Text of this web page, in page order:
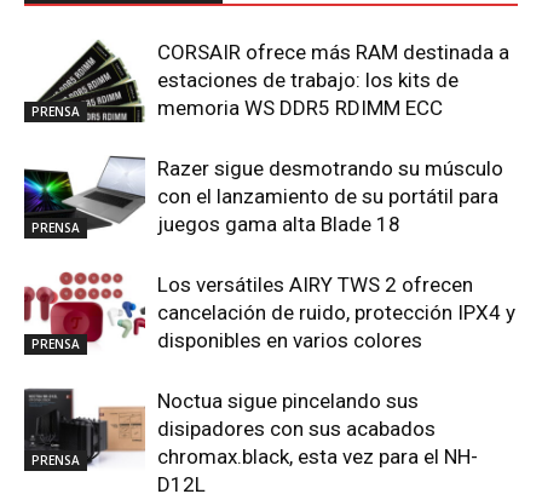
PRENSA
CORSAIR ofrece más RAM destinada a
estaciones de trabajo: los kits de
memoria WS DDR5 RDIMM ECC
PRENSA
Razer sigue desmotrando su músculo
con el lanzamiento de su portátil para
juegos gama alta Blade 18
PRENSA
Los versátiles AIRY TWS 2 ofrecen
cancelación de ruido, protección IPX4 y
disponibles en varios colores
PRENSA
Noctua sigue pincelando sus
disipadores con sus acabados
chromax.black, esta vez para el NH-
D12L